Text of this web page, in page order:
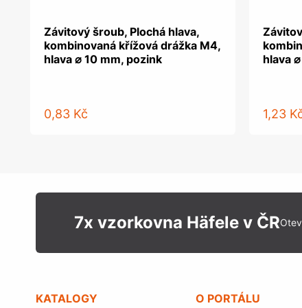
Závitový šroub, Plochá hlava,
kombinovaná křížová drážka M4,
hlava ⌀ 10 mm, pozink
0,83 Kč
hlava
1,23
7x vzorkovna Häfele v ČR
KATALOGY O PORTÁLU